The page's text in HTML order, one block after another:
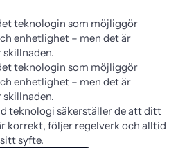
teknologin som möjliggör
enhetlighet – men det är
teknologin som möjliggör
enhetlighet – men det är
teknologi säkerställer de att ditt
korrekt, följer regelverk och alltid
syfte.